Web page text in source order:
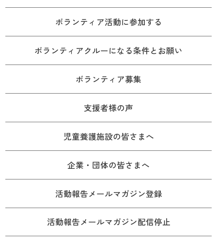
ボランティア活動に参加する
ボランティアクルーになる条件とお願い
ボランティア募集
支援者様の声
児童養護施設の皆さまへ
企業・団体の皆さまへ
活動報告メールマガジン登録
活動報告メールマガジン配信停止